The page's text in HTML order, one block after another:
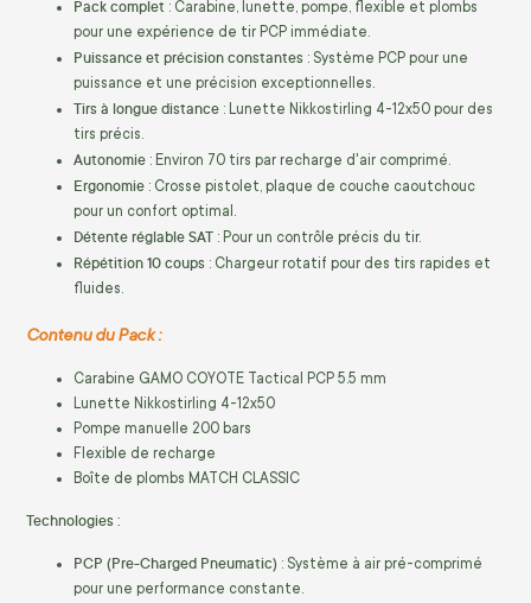
Pack complet : Carabine, lunette, pompe, flexible et plombs
pour une expérience de tir PCP immédiate.
Puissance et précision constantes : Système PCP pour une
puissance et une précision exceptionnelles.
Tirs à longue distance : Lunette Nikkostirling 4-12x50 pour des
tirs précis.
Autonomie : Environ 70 tirs par recharge d'air comprimé.
Ergonomie : Crosse pistolet, plaque de couche caoutchouc
pour un confort optimal.
Détente réglable SAT : Pour un contrôle précis du tir.
Répétition 10 coups : Chargeur rotatif pour des tirs rapides et
fluides.
Contenu du Pack :
Carabine GAMO COYOTE Tactical PCP 5.5 mm
Lunette Nikkostirling 4-12x50
Pompe manuelle 200 bars
Flexible de recharge
Boîte de plombs MATCH CLASSIC
Technologies :
PCP (Pre-Charged Pneumatic) : Système à air pré-comprimé
pour une performance constante.